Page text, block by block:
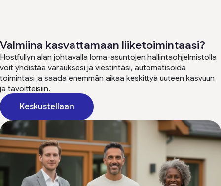
Valmiina kasvattamaan liiketoimintaasi?
Hostfullyn alan johtavalla loma-asuntojen hallintaohjelmistolla
voit yhdistää varauksesi ja viestintäsi, automatisoida
toimintasi ja saada enemmän aikaa keskittyä uuteen kasvuun
ja tavoitteisiin.
Keskustellaan